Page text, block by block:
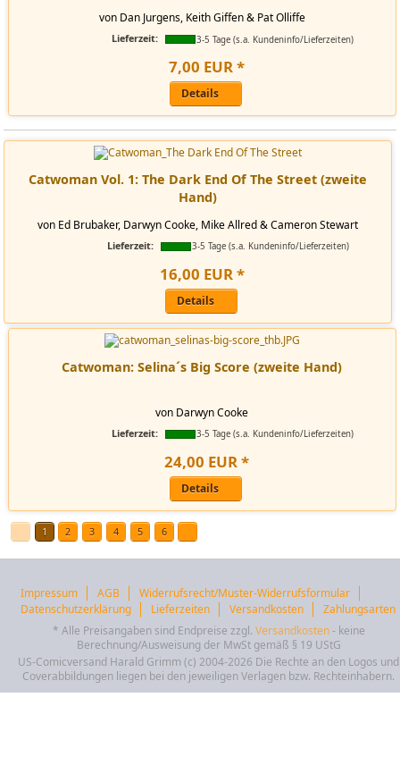
von Dan Jurgens, Keith Giffen & Pat Olliffe
Lieferzeit: 3-5 Tage (s.a. Kundeninfo/Lieferzeiten)
7,00 EUR*
Details
Catwoman Vol. 1: The Dark End Of The Street (zweite
Hand)
von Ed Brubaker, Darwyn Cooke, Mike Allred & Cameron Stewart
Lieferzeit: 3-5 Tage (s.a. Kundeninfo/Lieferzeiten)
16,00 EUR*
Details
Catwoman: Selina´s Big Score (zweite Hand)
von Darwyn Cooke
Lieferzeit: 3-5 Tage (s.a. Kundeninfo/Lieferzeiten)
24,00 EUR*
Details
1 2 3 4 5 6
Impressum AGB
Widerrufsrecht/Muster-Widerrufsformular
Datenschutzerklärung
Lieferzeiten Versandkosten
Zahlungsarten
* Alle Preisangaben sind Endpreise zzgl. Versandkosten- keine
Berechnung/Ausweisung der MwSt gemäß § 19 UStG
US-Comicversand Harald Grimm (c) 2004-2026 Die Rechte an den Logos und
Coverabbildungen liegen bei den jeweiligen Verlagen bzw. Rechteinhabern.